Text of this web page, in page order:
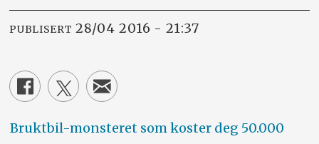
PUBLISERT 28/04 2016 - 21:37
Bruktbil-monsteret som koster deg 50.000